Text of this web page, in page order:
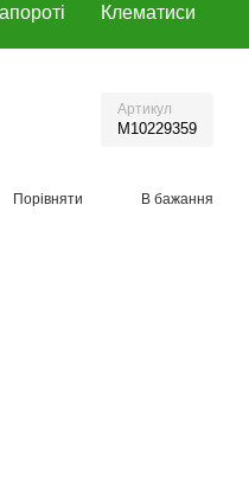
Клематиси
Артикул
M10229359
Порівняти В бажання